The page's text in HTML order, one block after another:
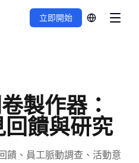
立即開始
製作器：
饋與研究
饋、員工脈動調查、活動意